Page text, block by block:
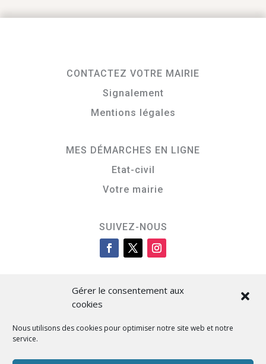
Gérer le consentement aux
cookies
Nous utilisons des cookies pour optimiser notre site web et notre
service.
CONTACTEZ VOTRE MAIRIE
Signalement
Mentions légales
MES DÉMARCHES EN LIGNE
Etat-civil
Votre mairie
SUIVEZ-NOUS
Cità di L’Isula